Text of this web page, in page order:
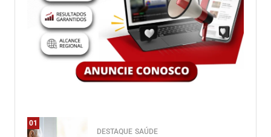
01
DESTAQUE SAÚDE